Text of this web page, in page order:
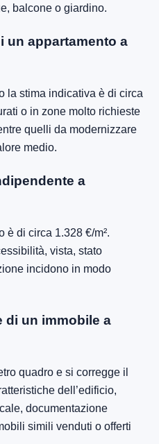
balcone o giardino.
un appartamento a
la stima indicativa è di circa
o in zone molto richieste
quelli da modernizzare
medio.
a
è di circa 1.328 €/m².
vista, stato
incidono in modo
di un immobile a
quadro e si corregge il
dell’edificio,
documentazione
simili venduti o offerti